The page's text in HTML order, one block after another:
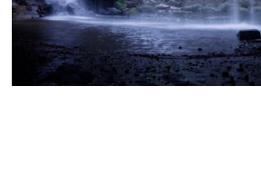
Risa 0 0